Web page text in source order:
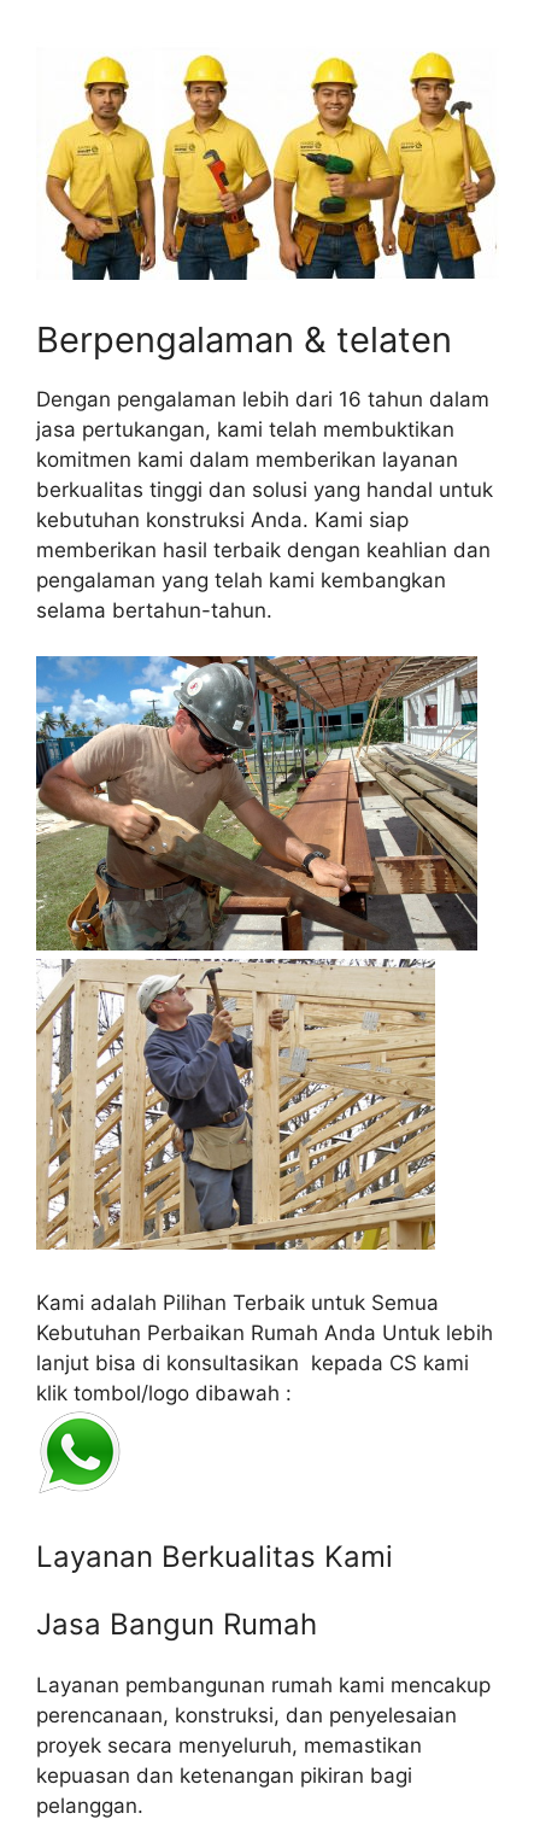
Berpengalaman & telaten
Dengan pengalaman lebih dari 16 tahun dalam
jasa pertukangan, kami telah membuktikan
komitmen kami dalam memberikan layanan
berkualitas tinggi dan solusi yang handal untuk
kebutuhan konstruksi Anda. Kami siap
memberikan hasil terbaik dengan keahlian dan
pengalaman yang telah kami kembangkan
selama bertahun-tahun.
Kami adalah Pilihan Terbaik untuk Semua
Kebutuhan Perbaikan Rumah Anda Untuk lebih
lanjut bisa di konsultasikan kepada CS kami
klik tombol/logo dibawah :
Layanan Berkualitas Kami
Jasa Bangun Rumah
Layanan pembangunan rumah kami mencakup
perencanaan, konstruksi, dan penyelesaian
proyek secara menyeluruh, memastikan
kepuasan dan ketenangan pikiran bagi
pelanggan.